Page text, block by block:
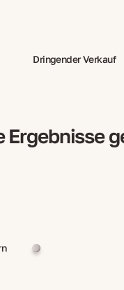
Dringender Verkauf
Ergebnisse